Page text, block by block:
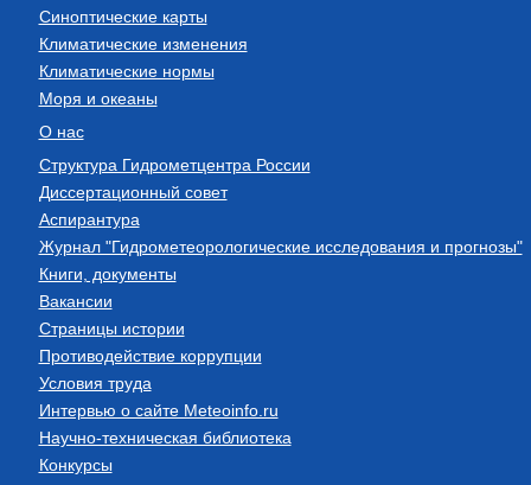
Синоптические карты
Климатические изменения
Климатические нормы
Моря и океаны
О нас
Структура Гидрометцентра России
Диссертационный совет
Аспирантура
Журнал "Гидрометеорологические исследования и прогнозы"
Книги, документы
Вакансии
Страницы истории
Противодействие коррупции
Условия труда
Интервью о сайте Meteoinfo.ru
Научно-техническая библиотека
Конкурсы